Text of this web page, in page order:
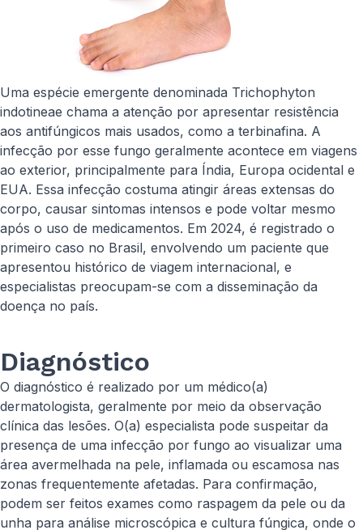
Uma espécie emergente denominada Trichophyton
indotineae chama a atenção por apresentar resistência
aos antifúngicos mais usados, como a terbinafina. A
infecção por esse fungo geralmente acontece em viagens
ao exterior, principalmente para Índia, Europa ocidental e
EUA. Essa infecção costuma atingir áreas extensas do
corpo, causar sintomas intensos e pode voltar mesmo
após o uso de medicamentos. Em 2024, é registrado o
primeiro caso no Brasil, envolvendo um paciente que
apresentou histórico de viagem internacional, e
especialistas preocupam-se com a disseminação da
doença no país.
Diagnóstico
O diagnóstico é realizado por um médico(a)
dermatologista, geralmente por meio da observação
clínica das lesões. O(a) especialista pode suspeitar da
presença de uma infecção por fungo ao visualizar uma
área avermelhada na pele, inflamada ou escamosa nas
zonas frequentemente afetadas. Para confirmação,
podem ser feitos exames como raspagem da pele ou da
unha para análise microscópica e cultura fúngica, onde o